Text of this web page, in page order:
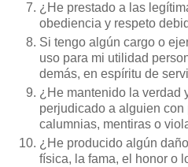
¿He prestado a las
obediencia y respeto
Si tengo algún cargo o
uso para mi utilidad
demás, en espíritu de
¿He mantenido la verdad
perjudicado a alguien con
calumnias, mentiras o
¿He producido algún
física, la fama, el honor o